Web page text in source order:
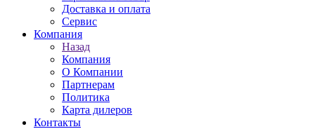
Доставка и оплата
Сервис
Компания
Назад
Компания
О Компании
Партнерам
Политика
Карта дилеров
Контакты